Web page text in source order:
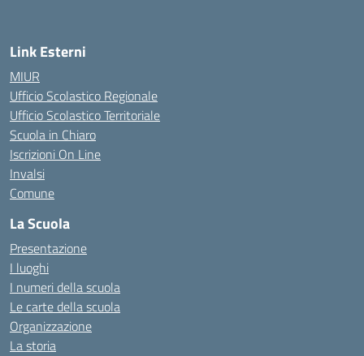
Link Esterni
MIUR
Ufficio Scolastico Regionale
Ufficio Scolastico Territoriale
Scuola in Chiaro
Iscrizioni On Line
Invalsi
Comune
La Scuola
Presentazione
I luoghi
I numeri della scuola
Le carte della scuola
Organizzazione
La storia